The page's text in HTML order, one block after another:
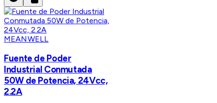
MEANWELL
Fuente de Poder
Industrial Conmutada
50W de Potencia, 24Vcc,
2.2A